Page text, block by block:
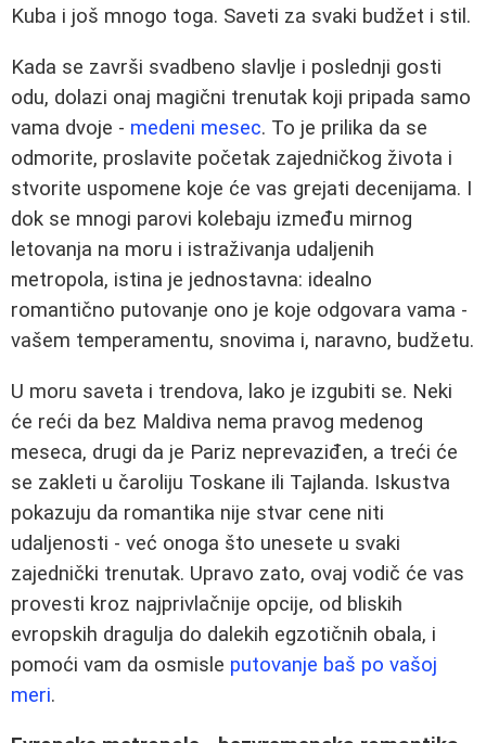
Kuba i još mnogo toga. Saveti za svaki budžet i stil.
Kada se završi svadbeno slavlje i poslednji gosti
odu, dolazi onaj magični trenutak koji pripada samo
vama dvoje - medeni mesec. To je prilika da se
odmorite, proslavite početak zajedničkog života i
stvorite uspomene koje će vas grejati decenijama. I
dok se mnogi parovi kolebaju između mirnog
letovanja na moru i istraživanja udaljenih
metropola, istina je jednostavna: idealno
romantično putovanje ono je koje odgovara vama -
vašem temperamentu, snovima i, naravno, budžetu.
U moru saveta i trendova, lako je izgubiti se. Neki
će reći da bez Maldiva nema pravog medenog
meseca, drugi da je Pariz neprevaziđen, a treći će
se zakleti u čaroliju Toskane ili Tajlanda. Iskustva
pokazuju da romantika nije stvar cene niti
udaljenosti - već onoga što unesete u svaki
zajednički trenutak. Upravo zato, ovaj vodič će vas
provesti kroz najprivlačnije opcije, od bliskih
evropskih dragulja do dalekih egzotičnih obala, i
pomoći vam da osmisle putovanje baš po vašoj
meri.